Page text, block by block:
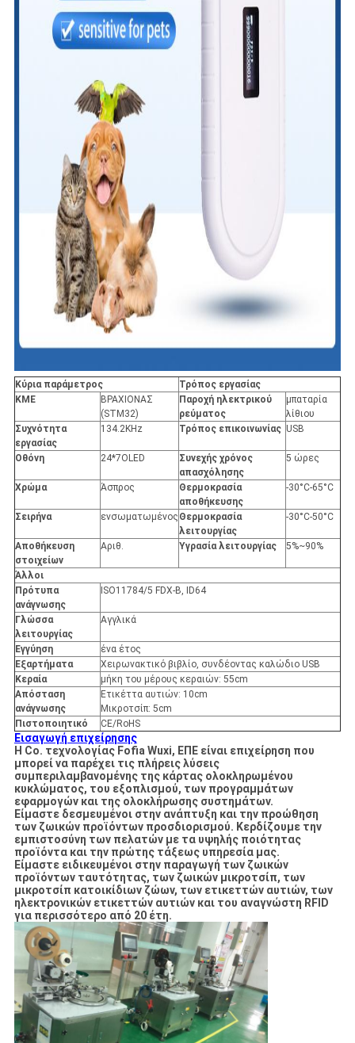
Κύρια παράμετρος
Τρόπος εργασίας
ΚΜΕ
ΒΡΑΧΙΟΝΑΣ
(STM32)
Παροχή ηλεκτρικού
ρεύματος
μπαταρία
λίθιου
Συχνότητα
εργασίας
134.2KHz Τρόπος επικοινωνίας USB
Οθόνη 24*7OLED
Συνεχής χρόνος
απασχόλησης
5 ώρες
Χρώμα Άσπρος
Θερμοκρασία
αποθήκευσης
-30°C-65°C
Σειρήνα ενσωματωμένος Θερμοκρασία
λειτουργίας
-30°C-50°C
Αποθήκευση
στοιχείων
Αριθ. Υγρασία λειτουργίας 5%~90%
Άλλοι
Πρότυπα
ανάγνωσης
ISO11784/5 FDX-Β, ID64
Γλώσσα
λειτουργίας
Αγγλικά
Εγγύηση
ένα έτος
Εξαρτήματα
Χειρωνακτικό βιβλίο, συνδέοντας καλώδιο USB
Κεραία
μήκη του μέρους κεραιών: 55cm
Απόσταση
ανάγνωσης
Ετικέττα αυτιών: 10cm
Μικροτσίπ: 5cm
Πιστοποιητικό
CE/RoHS
Εισαγωγή επιχείρησης
Η Co. τεχνολογίας Fofia Wuxi, ΕΠΕ είναι επιχείρηση που
μπορεί να παρέχει τις πλήρεις λύσεις
συμπεριλαμβανομένης της κάρτας ολοκληρωμένου
κυκλώματος, του εξοπλισμού, των προγραμμάτων
εφαρμογών και της ολοκλήρωσης συστημάτων.
Είμαστε δεσμευμένοι στην ανάπτυξη και την προώθηση
των ζωικών προϊόντων προσδιορισμού. Κερδίζουμε την
εμπιστοσύνη των πελατών με τα υψηλής ποιότητας
προϊόντα και την πρώτης τάξεως υπηρεσία μας.
Είμαστε ειδικευμένοι στην παραγωγή των ζωικών
προϊόντων ταυτότητας, των ζωικών μικροτσίπ, των
μικροτσίπ κατοικίδιων ζώων, των ετικεττών αυτιών, των
ηλεκτρονικών ετικεττών αυτιών και του αναγνώστη RFID
για περισσότερο από 20 έτη.